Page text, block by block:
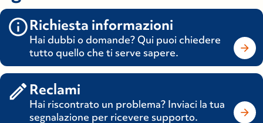
WhatsApp
Scrivici
Telegram
Richiesta informazioni
Hai dubbi o domande? Qui puoi chiedere
tutto quello che ti serve sapere.
Reclami
Hai riscontrato un problema? Inviaci la tua
segnalazione per ricevere supporto.